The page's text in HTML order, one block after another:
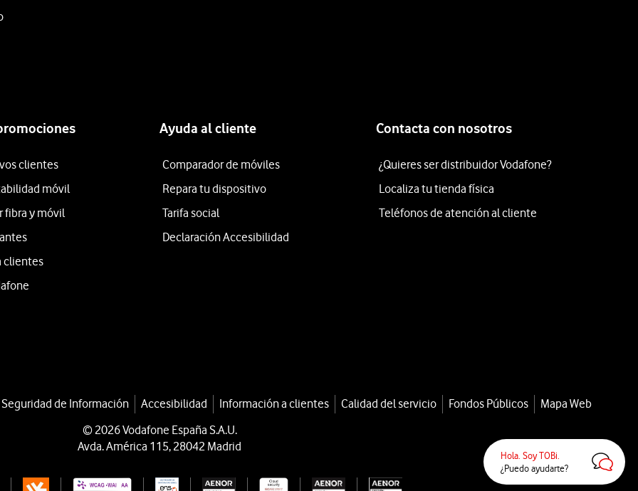
Hola. Soy TOBi.
¿Puedo ayudarte?
clientes
móvil
fibra y móvil
clientes
Ayuda al cliente
Comparador de móviles
Repara tu dispositivo
Tarifa social
Declaración Accesibilidad
Contacta con nosotros
¿Quieres ser distribuidor Vodafone?
Localiza tu tienda física
Teléfonos de atención al cliente
de Información Accesibilidad Información a clientes Calidad del servicio Fondos Públicos
Mapa Web
© 2026 Vodafone España S.A.U.
Avda. América 115, 28042 Madrid